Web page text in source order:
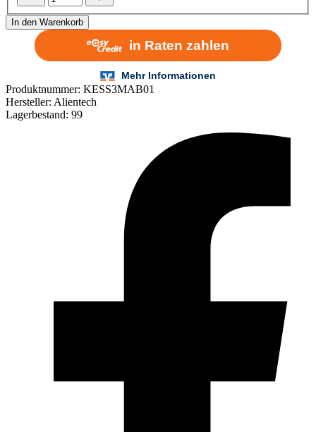
In den Warenkorb
Produktnummer: KESS3MAB01
Hersteller: Alientech
Lagerbestand: 99